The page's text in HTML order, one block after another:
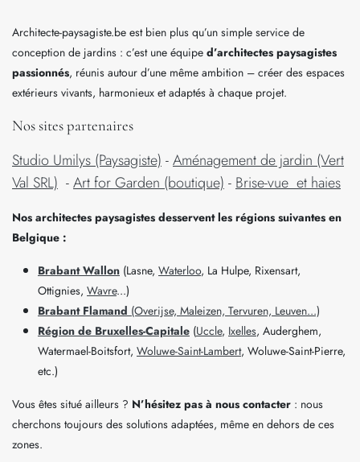
Architecte-paysagiste.be est bien plus qu’un simple service de
conception de jardins : c’est une équipe d’architectes paysagistes
passionnés, réunis autour d’une même ambition – créer des espaces
extérieurs vivants, harmonieux et adaptés à chaque projet.
Nos sites partenaires
Studio Umilys (Paysagiste) -Aménagement de jardin (Vert
Val SRL) -Art for Garden (boutique) - Brise-vue et haies
Nos architectes paysagistes desservent les régions suivantes en
Belgique :
Brabant Wallon (Lasne, Waterloo, La Hulpe, Rixensart,
Ottignies, Wavre...)
Brabant Flamand (Overijse, Maleizen, Tervuren, Leuven...)
Région de Bruxelles-Capitale (Uccle, Ixelles, Auderghem,
Watermael-Boitsfort, Woluwe-Saint-Lambert, Woluwe-Saint-Pierre,
etc.)
Vous êtes situé ailleurs ? N’hésitez pas à nous contacter : nous
cherchons toujours des solutions adaptées, même en dehors de ces
zones.